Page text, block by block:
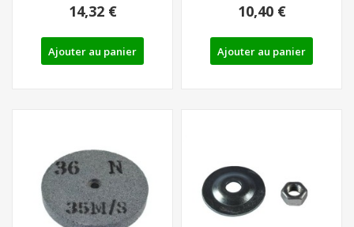
14,32 €
Ajouter au panier
PARKSIDE...
10,40 €
Ajouter au panier